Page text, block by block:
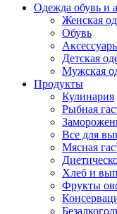
Одежда обувь и
Женская
Обувь
Детская
Мужская
Продукты
Кулинария
Рыбная
Все для
Мясная
Хлеб и
Фрукты